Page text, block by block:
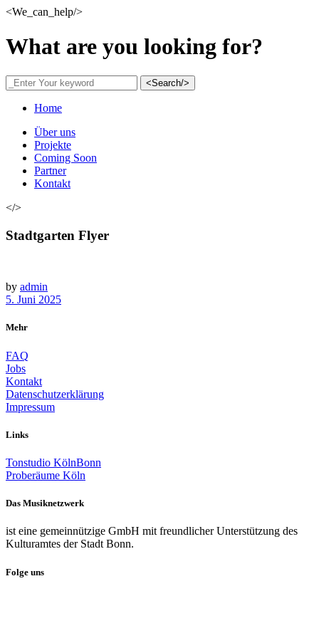
<We_can_help/>
What are you looking for?
<Search/>
Home
Über uns
Projekte
Coming Soon
Partner
Kontakt
</>
Stadtgarten Flyer
by admin
5. Juni 2025
Mehr
FAQ
Jobs
Kontakt
Datenschutzerklärung
Impressum
Links
Tonstudio KölnBonn
Proberäume Köln
Das Musiknetzwerk
ist eine gemeinnützige GmbH mit freundlicher Unterstützung des
Kulturamtes der Stadt Bonn.
Folge uns